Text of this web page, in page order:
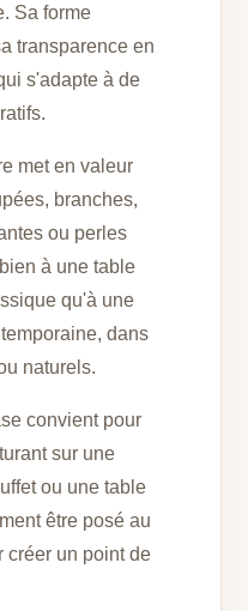
Sa forme
transparence en
s'adapte à de
met en valeur
branches,
ou perles
à une table
qu'à une
dans
naturels.
convient pour
sur une
ou une table
être posé au
créer un point de